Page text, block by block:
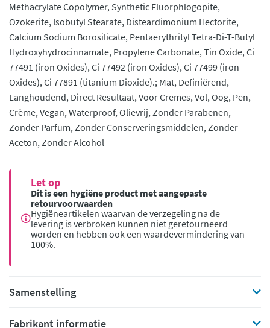
Methacrylate Copolymer, Synthetic Fluorphlogopite,
Ozokerite, Isobutyl Stearate, Disteardimonium Hectorite,
Calcium Sodium Borosilicate, Pentaerythrityl Tetra-Di-T-Butyl
Hydroxyhydrocinnamate, Propylene Carbonate, Tin Oxide, Ci
77491 (iron Oxides), Ci 77492 (iron Oxides), Ci 77499 (iron
Oxides), Ci 77891 (titanium Dioxide).; Mat, Definiërend,
Langhoudend, Direct Resultaat, Voor Cremes, Vol, Oog, Pen,
Crème, Vegan, Waterproof, Olievrij, Zonder Parabenen,
Zonder Parfum, Zonder Conserveringsmiddelen, Zonder
Aceton, Zonder Alcohol
Let op
Dit is een hygiëne product met aangepaste
retourvoorwaarden
Hygiëneartikelen waarvan de verzegeling na de
levering is verbroken kunnen niet geretourneerd
worden en hebben ook een waardevermindering van
100%.
Samenstelling
Fabrikant informatie